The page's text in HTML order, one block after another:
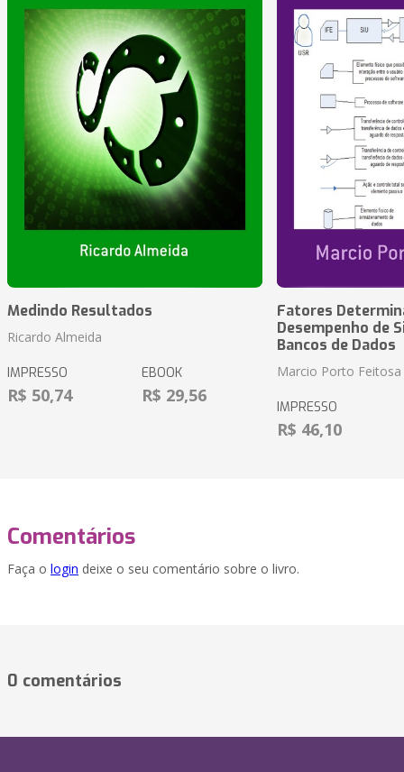
Medindo Resultados
Ricardo Almeida
IMPRESSO
R$ 50,74
EBOOK
R$ 29,56
Fatores
Desempenho de
Bancos de Dados
Marcio Porto Feitosa
IMPRESSO
R$ 46,10
Comentários
Faça o login deixe o seu comentário sobre o livro.
0 comentários